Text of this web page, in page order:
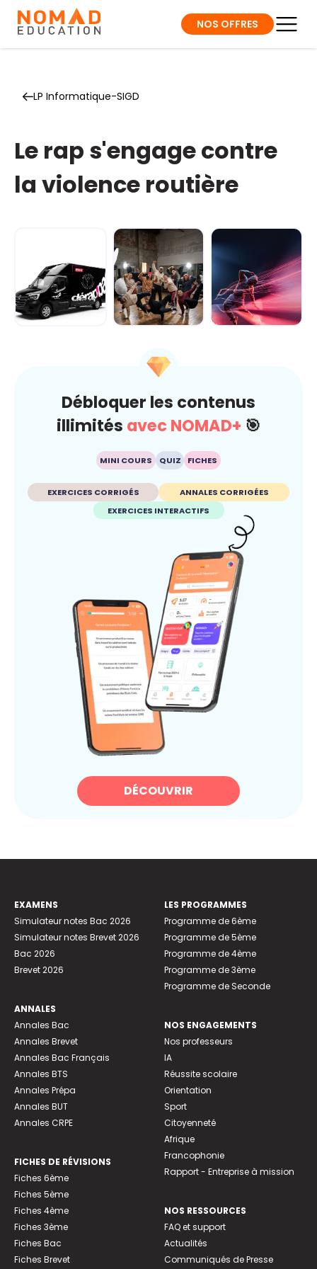
NOS OFFRES
LP Informatique-SIGD
Le rap s'engage contre
la violence routière
Carré sur la
route... je gère
avant qu'ç...
Débloquer les contenus
illimités avec NOMAD+ 🎯
MINI COURS QUIZ FICHES
EXERCICES CORRIGÉS
ANNALES CORRIGÉES
EXERCICES INTERACTIFS
DÉCOUVRIR
EXAMENS
Simulateur notes Bac 2026
Simulateur notes Brevet 2026
Bac 2026
Brevet 2026
ANNALES
Annales Bac
Annales Brevet
Annales Bac Français
Annales BTS
Annales Prépa
Annales BUT
Annales CRPE
FICHES DE RÉVISIONS
Fiches 6ème
Fiches 5ème
Fiches 4ème
Fiches 3ème
Fiches Bac
Fiches Brevet
LES PROGRAMMES
Programme de 6ème
Programme de 5ème
Programme de 4ème
Programme de 3ème
Programme de Seconde
NOS ENGAGEMENTS
Nos professeurs
IA
Réussite scolaire
Orientation
Sport
Citoyenneté
Afrique
Francophonie
Rapport - Entreprise à mission
NOS RESSOURCES
FAQ et support
Actualités
Communiqués de Presse